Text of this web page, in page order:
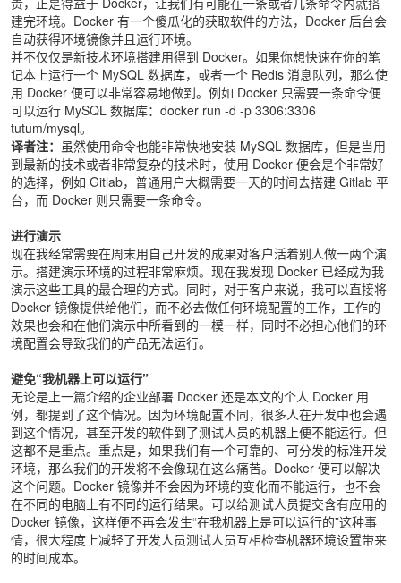
建完环境。Docker 有一个傻瓜化的获取软件的方法，Docker 后台会
自动获得环境镜像并且运行环境。
并不仅仅是新技术环境搭建用得到 Docker。如果你想快速在你的笔
记本上运行一个 MySQL 数据库，或者一个 Redis 消息队列，那么使
用 Docker 便可以非常容易地做到。例如 Docker 只需要一条命令便
可以运行 MySQL 数据库：docker run -d -p 3306:3306
tutum/mysql。
译者注： 虽然使用命令也能非常快地安装 MySQL 数据库，但是当用
到最新的技术或者非常复杂的技术时，使用 Docker 便会是个非常好
的选择，例如 Gitlab，普通用户大概需要一天的时间去搭建 Gitlab 平
台，而 Docker 则只需要一条命令。
进行演示
现在我经常需要在周末用自己开发的成果对客户活着别人做一两个演
示。搭建演示环境的过程非常麻烦。现在我发现 Docker 已经成为我
演示这些工具的最合理的方式。同时，对于客户来说，我可以直接将
Docker 镜像提供给他们，而不必去做任何环境配置的工作，工作的
效果也会和在他们演示中所看到的一模一样，同时不必担心他们的环
境配置会导致我们的产品无法运行。
避免“我机器上可以运行”
无论是上一篇介绍的企业部署 Docker 还是本文的个人 Docker 用
例，都提到了这个情况。因为环境配置不同，很多人在开发中也会遇
到这个情况，甚至开发的软件到了测试人员的机器上便不能运行。但
这都不是重点。重点是，如果我们有一个可靠的、可分发的标准开发
环境，那么我们的开发将不会像现在这么痛苦。Docker 便可以解决
这个问题。Docker 镜像并不会因为环境的变化而不能运行，也不会
在不同的电脑上有不同的运行结果。可以给测试人员提交含有应用的
Docker 镜像，这样便不再会发生“在我机器上是可以运行的”这种事
情，很大程度上减轻了开发人员测试人员互相检查机器环境设置带来
的时间成本。